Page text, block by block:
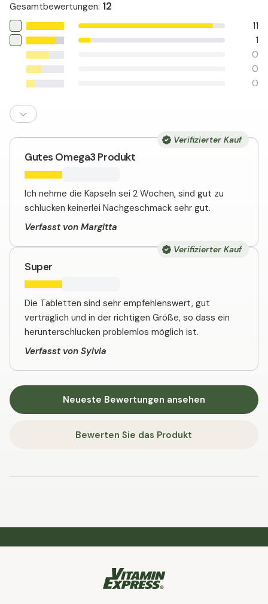
Gesamtbewertungen: 12
11
1
0
0
0
Verifizierter Kauf
Gutes Omega3 Produkt
Ich nehme die Kapseln sei 2 Wochen, sind gut zu
schlucken keinerlei Nachgeschmack sehr gut.
Verfasst von Margitta
Verifizierter Kauf
Super
Die Tabletten sind sehr empfehlenswert, gut
verträglich und in der richtigen Größe, so dass ein
herunterschlucken problemlos möglich ist.
Verfasst von Sylvia
Neueste Bewertungen ansehen
Bewerten Sie das Produkt